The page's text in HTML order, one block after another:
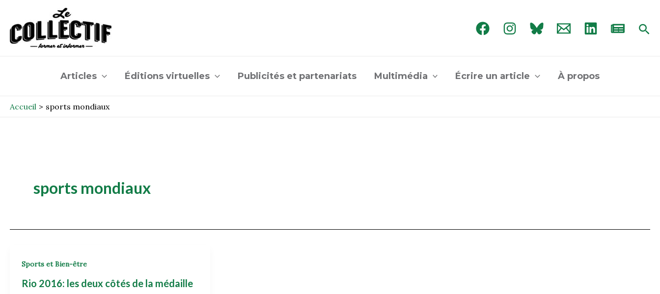
contenu
Articles Éditions virtuelles Publicités et partenariats Multimédia Écrire un article À propos
Accueil sports mondiaux
sports mondiaux
Sports et Bien-être
Rio 2016: les deux côtés de la médaille